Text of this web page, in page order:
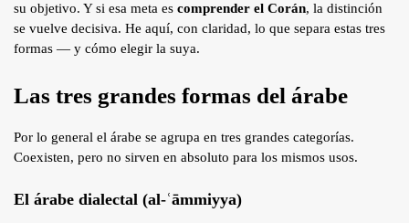
Contacto
Tafsîr
su objetivo. Y si esa meta es comprender el Corán, la distinción
se vuelve decisiva. He aquí, con claridad, lo que separa estas tres
formas — y cómo elegir la suya.
Las tres grandes formas del árabe
Por lo general el árabe se agrupa en tres grandes categorías.
Coexisten, pero no sirven en absoluto para los mismos usos.
El árabe dialectal (al-ʿāmmiyya)